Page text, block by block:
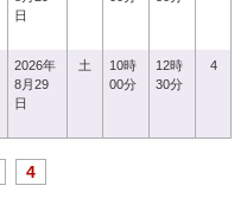
日
2026年
8月29
日
土
10時
00分
12時
30分
4
4